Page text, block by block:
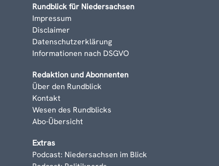
Rundblick für Niedersachsen
Impressum
Disclaimer
Datenschutzerklärung
Informationen nach DSGVO
Redaktion und Abonnenten
Über den Rundblick
Kontakt
Wesen des Rundblicks
Abo-Übersicht
Extras
Podcast: Niedersachsen im Blick